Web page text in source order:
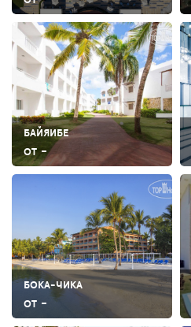
БАЙЯИБЕ
ОТ -
БОКА-ЧИКА
ОТ -